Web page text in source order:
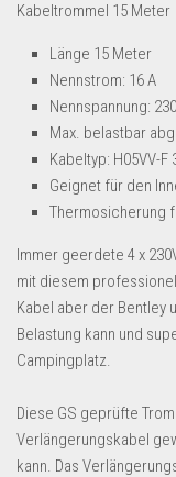
Sport & Freizeit
Uhren & Schmuck
Wohnen &
Restposten-
Restposten für
Sonderposten-
Saison &
Dropshipping-
Grosshandel
Amazon
Kabeltrommel 15 Meter
Länge 15 Meter
Nennstrom: 16 A
Nennspannung:
Max. belastbar
Kabeltyp: H05VV-F
Geignet für den
Thermosicherung
Immer geerdete 4 x
mit diesem
Kabel aber der Bentley
Belastung kann und
Campingplatz.
Diese GS geprüfte
Verlängerungskabel
kann. Das